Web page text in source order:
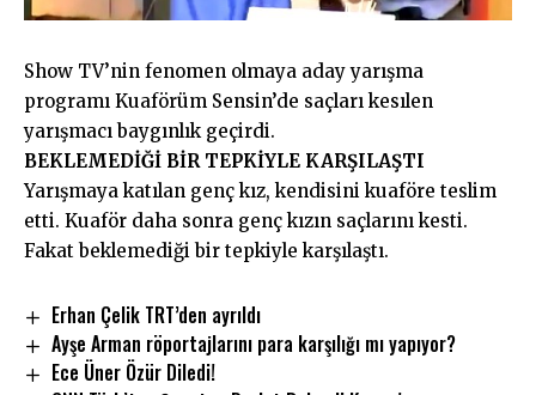
Show TV’nin fenomen olmaya aday yarışma
programı Kuaförüm Sensin’de saçları kesılen
yarışmacı baygınlık geçirdi.
BEKLEMEDİĞİ BİR TEPKİYLE KARŞILAŞTI
Yarışmaya katılan genç kız, kendisini kuaföre teslim
etti. Kuaför daha sonra genç kızın saçlarını kesti.
Fakat beklemediği bir tepkiyle karşılaştı.
Erhan Çelik TRT’den ayrıldı
Ayşe Arman röportajlarını para karşılığı mı yapıyor?
Ece Üner Özür Diledi!